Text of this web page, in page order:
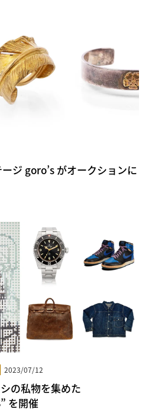
ジ goro’s がオークションに
2023/07/12
の私物を集めた
を開催